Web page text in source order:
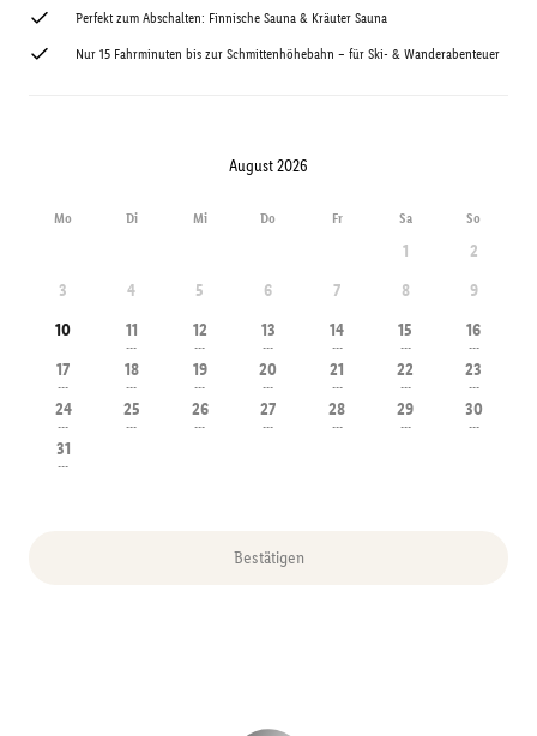
Perfekt zum Abschalten: Finnische Sauna & Kräuter Sauna
Nur 15 Fahrminuten bis zur Schmittenhöhebahn – für Ski- & Wanderabenteuer
August 2026
Mo Di Mi Do Fr Sa So
1
2
3
4 5 6 7 8
9
10
11
---
12
---
13
---
14
---
15
---
16
---
17
---
18
---
19
---
20
---
21
---
22
---
23
---
24
---
25
---
26
---
27
---
28
---
29
---
30
---
31
---
Bestätigen